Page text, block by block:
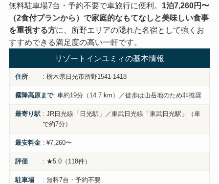
無料駐車場7台・予約不要で車旅行に便利。 1泊7,260円〜
（2食付プランから）で家庭的なもてなしと美味しい食事
を重視する方に、所野エリアの隠れた名宿として強くお
すすめできる満足度の高い一軒です。
リゾートインユミィの基本情報
住所 : 栃木県日光市所野1541-1418
霧降高原まで: 車約19分（14.7 km）／徒歩は山岳地のため非推奨
最寄り駅 : JR日光線「日光駅」／東武日光線「東武日光駅」（車
で約7分）
最安料金 : ¥7,260〜
評価 : ★5.0（118件）
駐車場 : 無料7台・予約不要